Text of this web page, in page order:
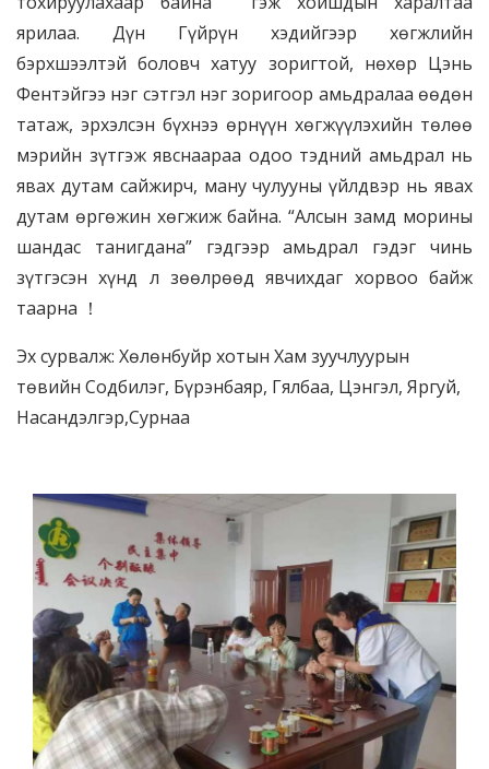
ярилаа. Дүн Гүйрүн хэдийгээр хөгжлийн
бэрхшээлтэй боловч хатуу зоригтой, нөхөр Цэнь
Фентэйгээ нэг сэтгэл нэг зоригоор амьдралаа өөдөн
татаж, эрхэлсэн бүхнээ өрнүүн хөгжүүлэхийн төлөө
мэрийн зүтгэж явснаараа одоо тэдний амьдрал нь
явах дутам сайжирч, ману чулууны үйлдвэр нь явах
дутам өргөжин хөгжиж байна. “Алсын замд морины
шандас танигдана” гэдгээр амьдрал гэдэг чинь
зүтгэсэн хүнд л зөөлрөөд явчихдаг хорвоо байж
таарна ！
Эх сурвалж: Хөлөнбуйр хотын Хам зуучлуурын
төвийн Содбилэг, Бүрэнбаяр, Гялбаа, Цэнгэл, Яргуй,
Насандэлгэр,Сурнаа